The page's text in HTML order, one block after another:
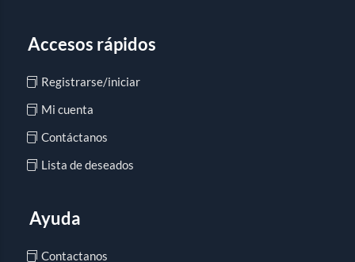
Accesos rápidos
Registrarse/iniciar
Mi cuenta
Contáctanos
Lista de deseados
Ayuda
Contactanos